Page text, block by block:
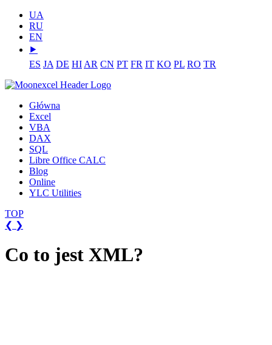
UA
RU
EN
⯈
ES JA DE HI AR CN PT FR IT KO PL RO TR
Główna
Excel
VBA
DAX
SQL
Libre Office CALC
Blog
Online
YLC Utilities
TOP
❮ ❯
Co to jest XML?